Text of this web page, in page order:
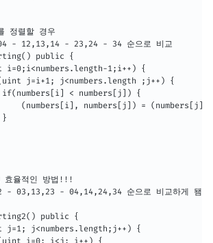
정렬할 경우
- 12,13,14 - 23,24 - 34 순으로 비교
public {
i=0;i<numbers.length-1;i++) {
j=i+1; j<numbers.length ;j++) {
< numbers[j]) {
(numbers[i], numbers[j]) = (numbers[j],
}
율적인 방법!!!
- 03,13,23 - 04,14,24,34 순으로 비교하게 됌
public {
j=1; j<numbers.length;j++) {
i=0; i<j; i++) {